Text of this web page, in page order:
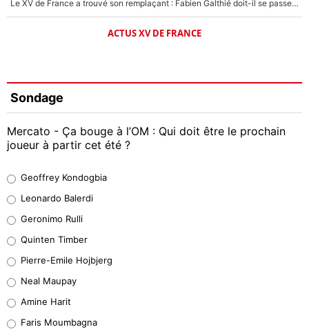
Le XV de France a trouvé son remplaçant : Fabien Galthié doit-il se passer d'Antoine Dupont ?
ACTUS XV DE FRANCE
Sondage
Mercato - Ça bouge à l’OM : Qui doit être le prochain
joueur à partir cet été ?
37%
32%
5%
1%
Geoffrey Kondogbia
Leonardo Balerdi
Geronimo Rulli
Quinten Timber
Pierre-Emile Hojbjerg
Neal Maupay
Amine Harit
Faris Moumbagna